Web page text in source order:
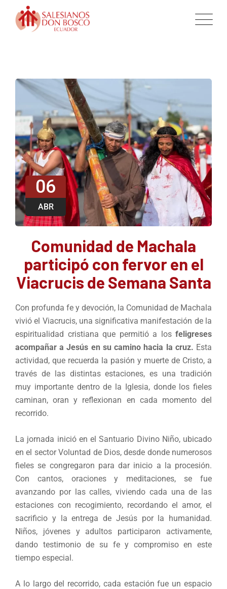
06
ABR
Comunidad de Machala
participó con fervor en el
Viacrucis de Semana Santa
Con profunda fe y devoción, la Comunidad de Machala
vivió el Viacrucis, una significativa manifestación de la
espiritualidad cristiana que permitió a los feligreses
acompañar a Jesús en su camino hacia la cruz. Esta
actividad, que recuerda la pasión y muerte de Cristo, a
través de las distintas estaciones, es una tradición
muy importante dentro de la Iglesia, donde los fieles
caminan, oran y reflexionan en cada momento del
recorrido.
La jornada inició en el Santuario Divino Niño, ubicado
en el sector Voluntad de Dios, desde donde numerosos
fieles se congregaron para dar inicio a la procesión.
Con cantos, oraciones y meditaciones, se fue
avanzando por las calles, viviendo cada una de las
estaciones con recogimiento, recordando el amor, el
sacrificio y la entrega de Jesús por la humanidad.
Niños, jóvenes y adultos participaron activamente,
dando testimonio de su fe y compromiso en este
tiempo especial.
A lo largo del recorrido, cada estación fue un espacio